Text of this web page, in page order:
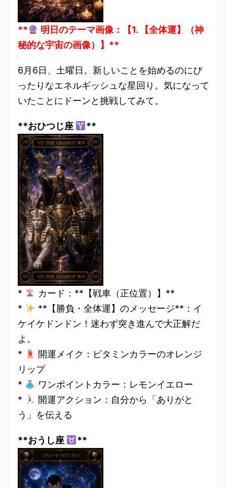
**
明日のテーマ画像：【1. 【全体運】（神
秘的な宇宙の画像）】**
6月6日、土曜日。新しいことを始めるのにぴ
ったりなエネルギッシュな星回り。気になって
いたことにドーンと挑戦してみて。
**おひつじ座 **
*
カード：**【戦車（正位置）】**
*
**【勝負・全体運】のメッセージ**：イ
ケイケドンドン！迷わず突き進んで大正解だ
よ。
*
開運メイク：ビタミンカラーのオレンジ
リップ
*
ワンポイントカラー：レモンイエロー
*
開運アクション：自分から「ありがと
う」を伝える
**おうし座 **